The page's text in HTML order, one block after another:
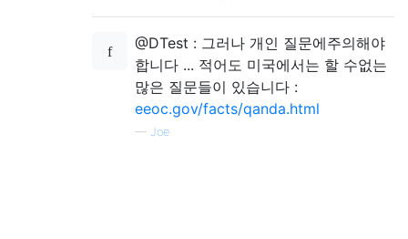
@DTest : 그러나 개인 질문에주의해야
합니다 ... 적어도 미국에서는 할 수없는
많은 질문들이 있습니다 :
eeoc.gov/facts/qanda.html
— Joe